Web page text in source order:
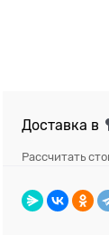
Доставка в
Рассчитать